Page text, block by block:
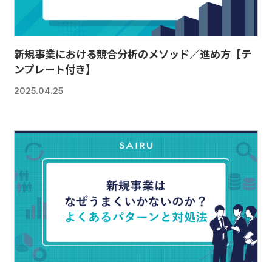
新規事業における競合分析のメソッド／進め方【テ
ンプレート付き】
2025.04.25